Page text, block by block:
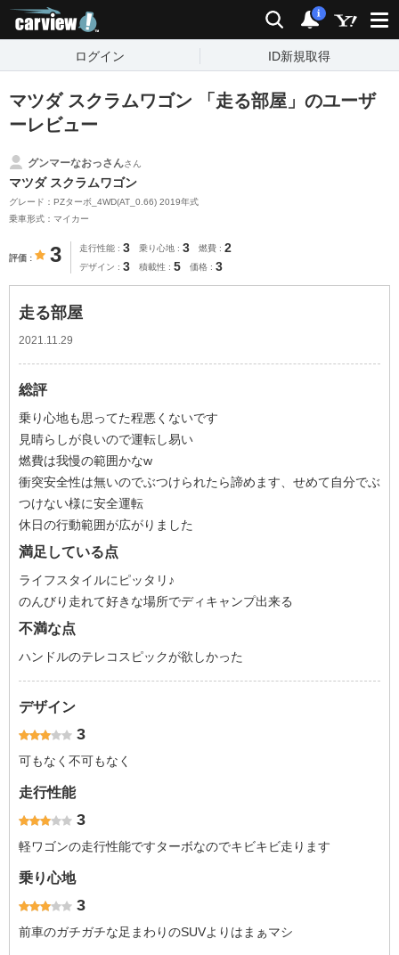
検索 通知
i
ログイン ID新規取得
マツダ スクラムワゴン 「走る部屋」のユーザ
ーレビュー
グンマーなおっさんさん
マツダ スクラムワゴン
グレード：PZターボ_4WD(AT_0.66) 2019年式
乗車形式：マイカー
評価 3 走行性能 3 乗り心地 3 燃費 2
デザイン 3 積載性 5 価格 3
走る部屋
2021.11.29
総評
乗り心地も思ってた程悪くないです
見晴らしが良いので運転し易い
燃費は我慢の範囲かなw
衝突安全性は無いのでぶつけられたら諦めます、せめて自分でぶ
つけない様に安全運転
休日の行動範囲が広がりました
満足している点
ライフスタイルにピッタリ♪
のんびり走れて好きな場所でディキャンプ出来る
不満な点
ハンドルのテレコスピックが欲しかった
デザイン
3
可もなく不可もなく
走行性能
3
軽ワゴンの走行性能ですターボなのでキビキビ走ります
乗り心地
3
前車のガチガチな足まわりのSUVよりはまぁマシ